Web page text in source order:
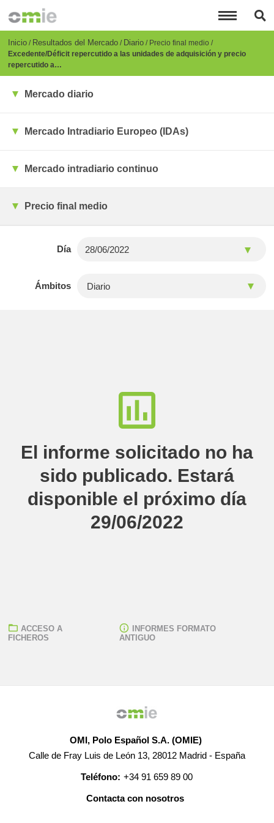
principal
Breadcrumb
Inicio Resultados del Mercado Diario Precio final medio
Excedente/Déficit repercutido a las unidades de adquisición y precio
repercutido a…
Mercado diario
Mercado Intradiario Europeo (IDAs)
Mercado intradiario continuo
Precio final medio
Día
Ámbitos
El informe solicitado no ha
sido publicado. Estará
disponible el próximo día
29/06/2022
ACCESO A
FICHEROS
INFORMES FORMATO
ANTIGUO
OMI, Polo Español S.A. (OMIE)
Calle de Fray Luis de León 13, 28012 Madrid - España
Teléfono: +34 91 659 89 00
Contacta con nosotros